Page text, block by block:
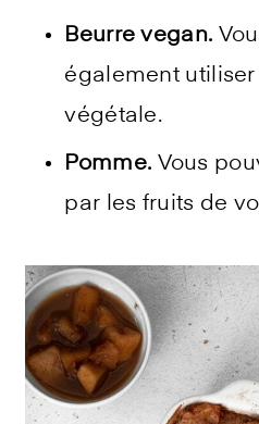
Beurre vegan.
également
végétale.
Pomme. Vous
par les fruits de